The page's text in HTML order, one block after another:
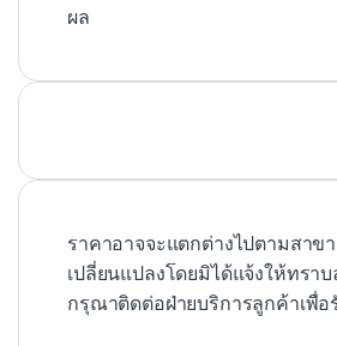
ผล
ราคาอาจจะแตกต่างไปตามสาข
เปลี่ยนแปลงโดยมิได้แจ้งให้ทรา
กรุณาติดต่อฝ่ายบริการลูกค้าเพื่อ